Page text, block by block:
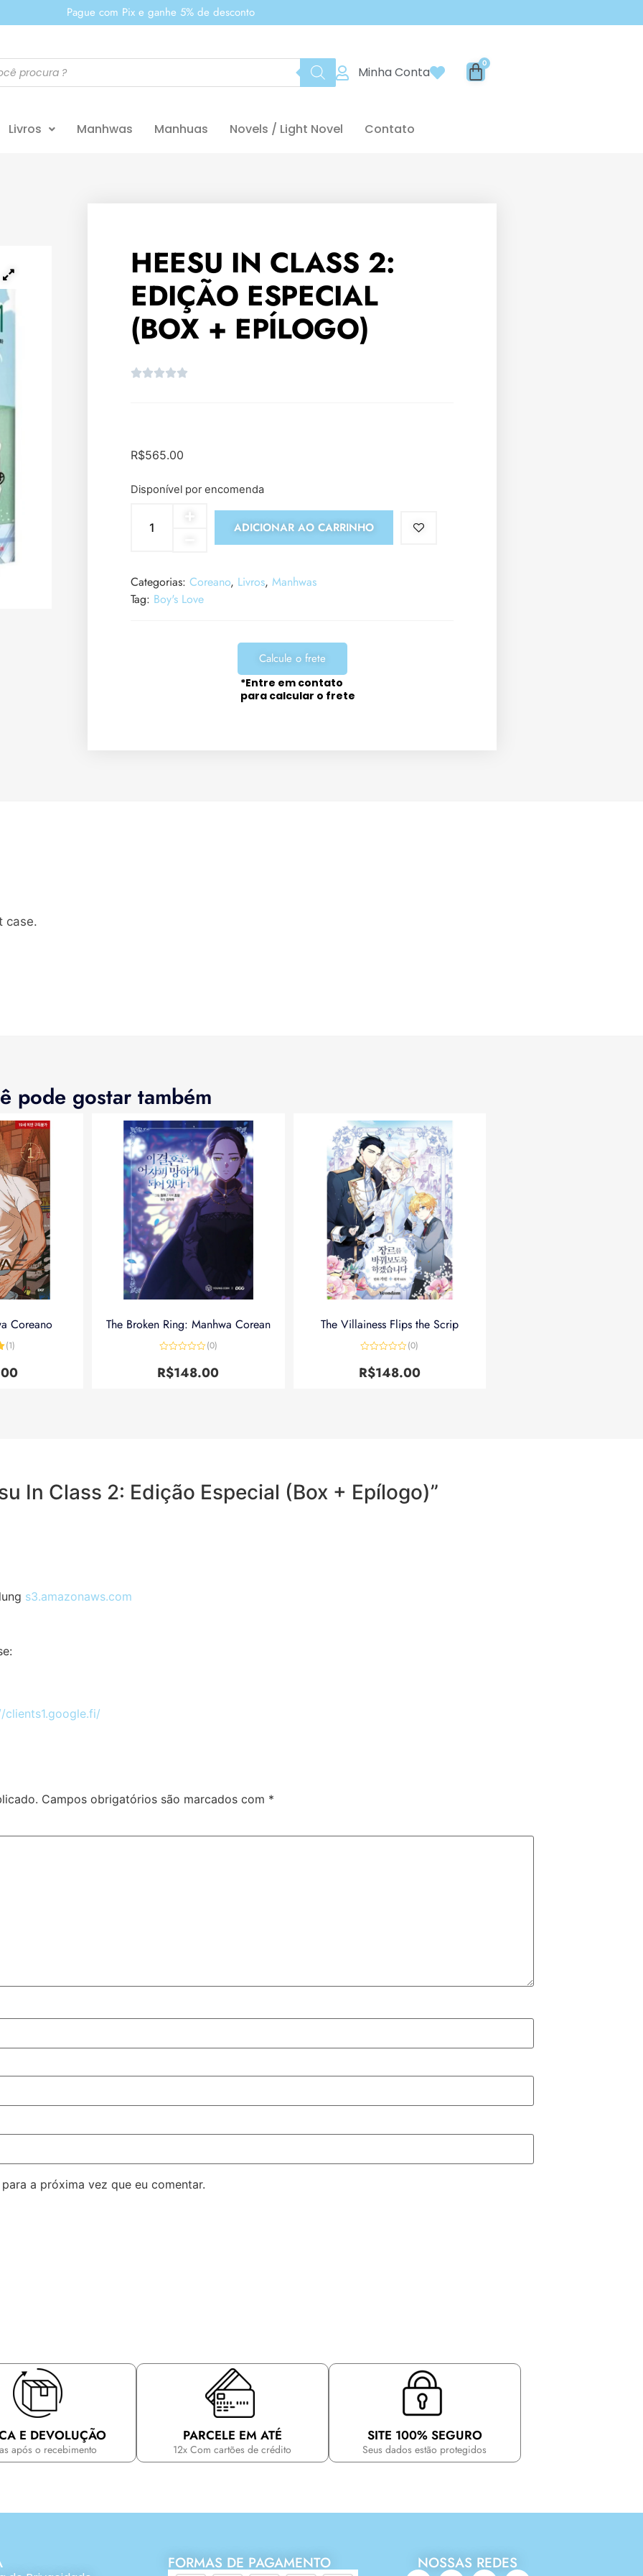
Pague com Pix e ganhe 5% de desconto
Minha Conta
Livros Manhwas Manhuas Novels / Light Novel Contato
HEESU IN CLASS 2:
EDIÇÃO ESPECIAL
(BOX + EPÍLOGO)
R$565.00
Disponível por encomenda
ADICIONAR AO CARRINHO
Categorias: Coreano, Livros, Manhwas
Tag: Boy's Love
Calcule o frete
*Entre em contato
para calcular o frete
case.
pode gostar também
Coreano
(1)
The Broken Ring: Manhwa Corean
0
de
(0)
R$148.00
The Villainess Flips the Scrip
0
de
(0)
R$148.00
In Class 2: Edição Especial (Box + Epílogo)”
s3.amazonaws.com
clients1.google.fi/
Campos obrigatórios são marcados com *
a próxima vez que eu comentar.
E DEVOLUÇÃO
após o recebimento
PARCELE EM ATÉ
12x Com cartões de crédito
SITE 100% SEGURO
Seus dados estão protegidos
FORMAS DE PAGAMENTO NOSSAS REDES